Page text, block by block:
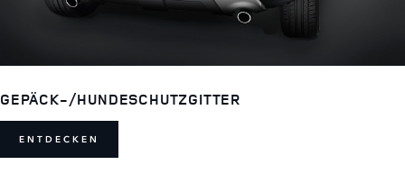
GEPÄCK-/HUNDESCHUTZGITTER
ENTDECKEN